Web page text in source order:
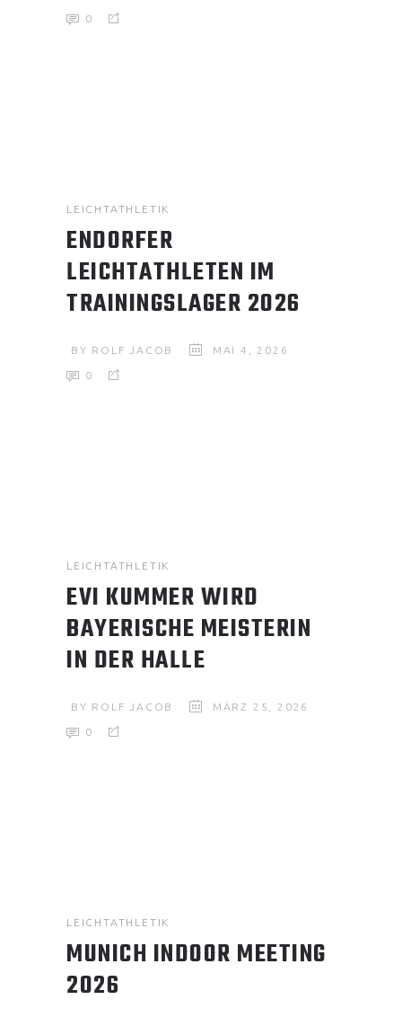
0
LEICHTATHLETIK
ENDORFER
LEICHTATHLETEN IM
TRAININGSLAGER 2026
BY ROLF JACOB MAI 4, 2026
0
LEICHTATHLETIK
EVI KUMMER WIRD
BAYERISCHE MEISTERIN
IN DER HALLE
BY ROLF JACOB MÄRZ 25, 2026
0
LEICHTATHLETIK
MUNICH INDOOR MEETING
2026